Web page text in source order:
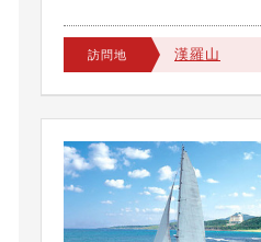
訪問地 漢羅山